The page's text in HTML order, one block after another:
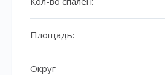
Площадь:
Округ